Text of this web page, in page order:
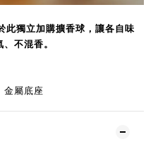
此獨立加購擴香球，讓各自味
不混香。
金屬底座